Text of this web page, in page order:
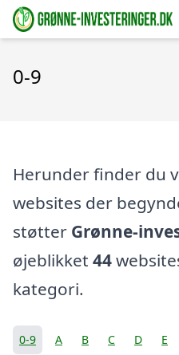
0-9
Herunder finder du
websites der
støtter Grønne-
øjeblikket 44
kategori.
0-9 A B C D E